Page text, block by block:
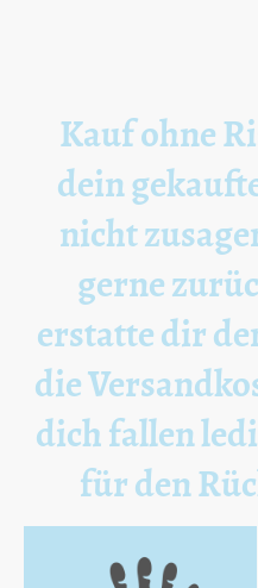
Kauf ohne
dein
nicht
gerne
erstatte dir
die
dich fallen
für den